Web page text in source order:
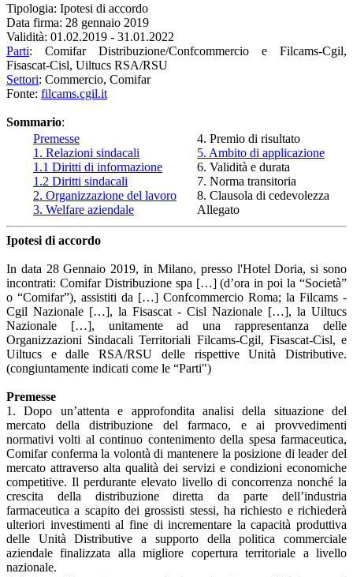
Tipologia: Ipotesi di accordo
Data firma: 28 gennaio 2019
Validità: 01.02.2019 - 31.01.2022
Parti: Comifar Distribuzione/Confcommercio e Filcams-Cgil,
Fisascat-Cisl, Uiltucs RSA/RSU
Settori: Commercio, Comifar
Fonte: filcams.cgil.it
Sommario:
Premesse
1. Relazioni sindacali
1.1 Diritti di informazione
1.2 Diritti sindacali
2. Organizzazione del lavoro
3. Welfare aziendale
4. Premio di risultato
5. Ambito di applicazione
6. Validità e durata
7. Norma transitoria
8. Clausola di cedevolezza
Allegato
Ipotesi di accordo
In data 28 Gennaio 2019, in Milano, presso l'Hotel Doria, si sono
incontrati: Comifar Distribuzione spa […] (d’ora in poi la “Società”
o “Comifar”), assistiti da […] Confcommercio Roma; la Filcams -
Cgil Nazionale […], la Fisascat - Cisl Nazionale […], la Uiltucs
Nazionale […], unitamente ad una rappresentanza delle
Organizzazioni Sindacali Territoriali Filcams-Cgil, Fisascat-Cisl, e
Uiltucs e dalle RSA/RSU delle rispettive Unità Distributive.
(congiuntamente indicati come le “Parti")
Premesse
1. Dopo un’attenta e approfondita analisi della situazione del
mercato della distribuzione del farmaco, e ai provvedimenti
normativi volti al continuo contenimento della spesa farmaceutica,
Comifar conferma la volontà di mantenere la posizione di leader del
mercato attraverso alta qualità dei servizi e condizioni economiche
competitive. Il perdurante elevato livello di concorrenza nonché la
crescita della distribuzione diretta da parte dell’industria
farmaceutica a scapito dei grossisti stessi, ha richiesto e richiederà
ulteriori investimenti al fine di incrementare la capacità produttiva
delle Unità Distributive a supporto della politica commerciale
aziendale finalizzata alla migliore copertura territoriale a livello
nazionale.